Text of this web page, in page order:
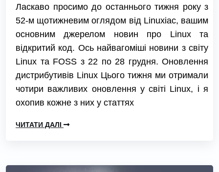
Ласкаво просимо до останнього тижня року з
52-м щотижневим оглядом від Linuxiac, вашим
основним джерелом новин про Linux та
відкритий код. Ось найвагоміші новини з світу
Linux та FOSS з 22 по 28 грудня. Оновлення
дистрибутивів Linux Цього тижня ми отримали
чотири важливих оновлення у світі Linux, і я
охопив кожне з них у статтях
ЧИТАТИ ДАЛІ